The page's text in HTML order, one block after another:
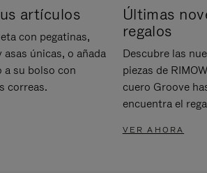
artículos
con pegatinas,
únicas, o añada
su bolso con
correas.
Últimas
regalos
Descubre las
piezas de
cuero Groove
encuentra el
VER AHORA